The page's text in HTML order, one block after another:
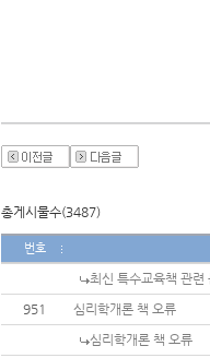
총게시물수(3487)
번호
최신 특수교육책 관련
951
심리학개론 책 오류
심리학개론 책 오류